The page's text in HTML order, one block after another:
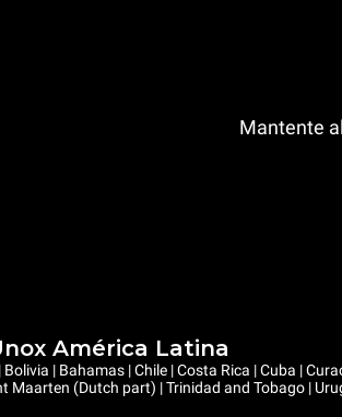
Mantente
América Latina
| Bahamas | Chile | Costa Rica | Cuba |
Maarten (Dutch part) | Trinidad and Tobago |